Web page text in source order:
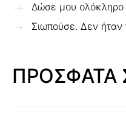
Δώσε μου ολόκληρο
Σιωπούσε. Δεν ήταν
ΠΡΟΣΦΑΤΑ